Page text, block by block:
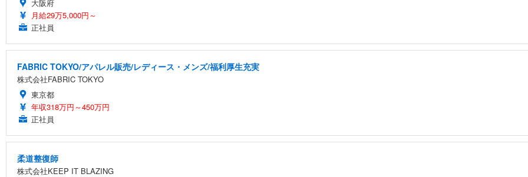
大阪府
月給29万5,000円～
正社員
FABRIC TOKYO/アパレル販売/レディース・メンズ/福利厚生充実
株式会社FABRIC TOKYO
東京都
年収318万円～450万円
正社員
柔道整復師
株式会社KEEP IT BLAZING